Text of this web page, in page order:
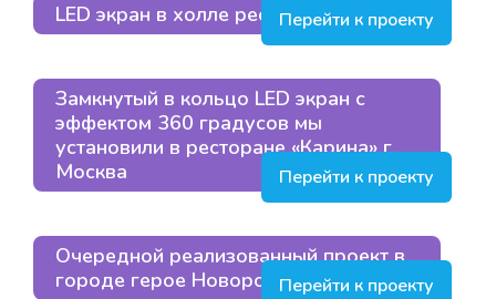
LED экран в холле ресторана в Москве
Перейти к проекту
Замкнутый в кольцо LED экран с
эффектом 360 градусов мы
установили в ресторане «Карина» г.
Москва
Перейти к проекту
Очередной реализованный проект в
городе герое НовороссийскеПерейти к проекту